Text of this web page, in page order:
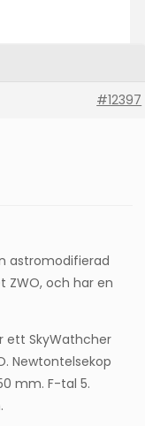
#12397
astromodifierad
ZWO, och har en
ett SkyWathcher
Newtontelsekop
mm. F-tal 5.